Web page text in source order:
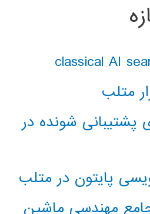
متلب
شونده در
پایتون در متلب
مهندسی ماشین